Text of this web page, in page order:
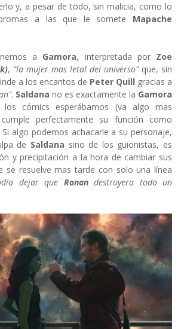
y, a pesar de todo, sin malicia, como lo
a las que le somete Mapache
a Gamora, interpretada por Zoe
, "la mujer mas letal del universo" que, sin
a los encantos de Peter Quill gracias a
. Saldana no es exactamente la Gamora
cómics esperábamos (va algo mas
perfectamente su función como
algo podemos achacarle a su personaje,
de Saldana sino de los guionistas, es
y precipitación a la hora de cambiar sus
se resuelve mas tarde con solo una línea
dejar que Ronandestruyera todo un